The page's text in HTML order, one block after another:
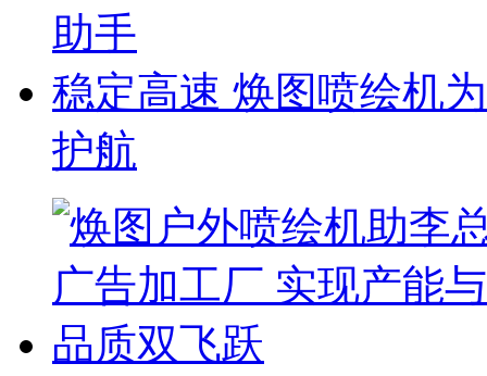
助手
稳定高速 焕图喷绘机
护航